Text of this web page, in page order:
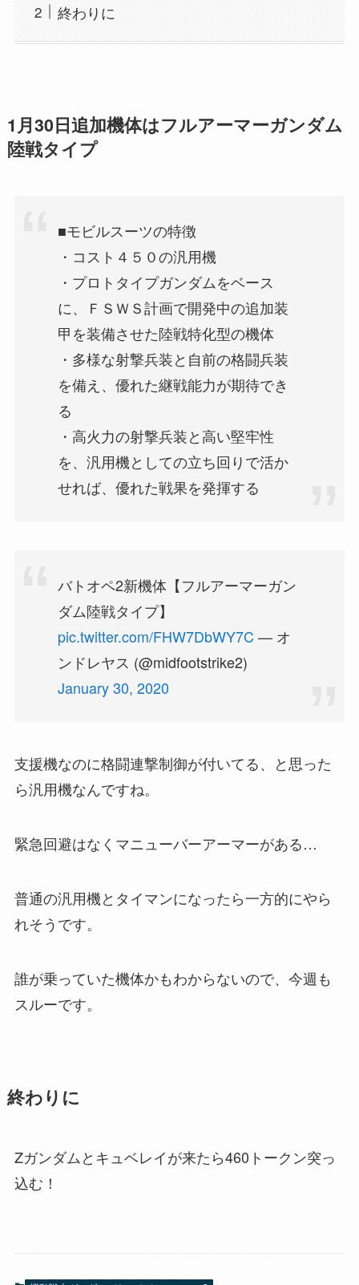
終わりに
1月30日追加機体はフルアーマーガンダム
陸戦タイプ
■モビルスーツの特徴
・コスト４５０の汎用機
・プロトタイプガンダムをベース
に、ＦＳＷＳ計画で開発中の追加装
甲を装備させた陸戦特化型の機体
・多様な射撃兵装と自前の格闘兵装
を備え、優れた継戦能力が期待でき
る
・高火力の射撃兵装と高い堅牢性
を、汎用機としての立ち回りで活か
せれば、優れた戦果を発揮する
バトオペ2新機体【フルアーマーガン
ダム陸戦タイプ】
pic.twitter.com/FHW7DbWY7C — オ
ンドレヤス (@midfootstrike2)
January 30, 2020
支援機なのに格闘連撃制御が付いてる、と思った
ら汎用機なんですね。
緊急回避はなくマニューバーアーマーがある…
普通の汎用機とタイマンになったら一方的にやら
れそうです。
誰が乗っていた機体かもわからないので、今週も
スルーです。
終わりに
Zガンダムとキュベレイが来たら460トークン突っ
込む！